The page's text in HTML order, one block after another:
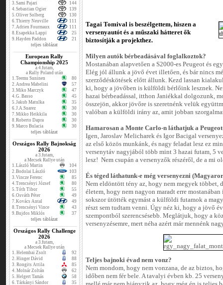
3.Sami Pajari
144
4.Sebastian Ogier
139
5.Oliver Solberg
130
6.Thierry Neuville
111
7.Adrien Fourmaux
111
8.Esapekka Lappi
25
9.Hayden Paddon 21
teljes táblázat
European Rally
Championship 2025
a 4.futam,
a Rally Poland után
1.Teemu Suninen
80
2.Andrea Mabelini
57
3.Miko Marczyk
47
4.G. Basso
45
5.Jakub Matulka
35
6.J.A.Suarez
30
7.Mikko Heikkila
30
8.Roberto Dapra
30
9.Marco Bulacia 30
teljes táblázat
Országos Rally Bajnokság
2026
a 3.futam,
a Mecsek Rallye után
1.László Martin
104
2.Bodolai László
103
3.Vincze Ferenc
85
4.Trencsényi József
80
5.Tóth Tibor
55
6.Osváth Péter
49
7.Kovács Antal
49
8.Trencsényi Vince
43
9.Bujdos Miklós 37
teljes táblázat
Országos Rally Challenge
2026
a 3.futam,
a Mecsek Rallye után
1. Helembai Zsolt
92
2. Hinger Dávid
88
3. Rongits Attila
85
4. Molnár Zoltán
62
5. Helgert Tamás
58
6. Tárkányi Sándor 35
Tagai Tomival is beszélgettem, hiszen a
versenyautót és a műszaki hátteret ők
biztosítják a projekthez.
Milyen autók bérbeadásával foglalkoztok?
Mostanában alapvetően a S2000-es Peugeot és
Elég jól állunk a jövő évet illetően, és bár nincs
szerződéskötések előtt állunk. Kezd lassan
ki, hogy a jövőben is külföldi bérlőink lesznek.
hazai bérbeadással, itthon Janiékkal dolgozunk,
összejön, akkor jövőre is szeretnénk velük
valóban a külföldi irány az, amit jobban
Hamarosan a Monte Carlo-n láthatjuk a
Igen, Jaroslav Melicharek és Igor Bacigal
az első közös munkánk, és nagy feladat lesz ez
versenytáv nagyjából több mint 3 hazai futam, 5
lesz! Nem csupán a versenyzők részéről, de a mi
És téged láthatunk-e még versenyezni
Nem eldöntött tény az, hogy nem megyek többet,
életem, hogy nem nagyon maradt erre
sokszor ütötték egymást a külföldi futamok a
részt sem tudtam venni. Úgy néz ki, hogy a jövő
szempontból szerencsésebb. Meglátjuk, hogy a
versenyzésemre, mert néha azért már mennénk
Teljes bajnoki évad nem vonz?
Nem mondom, hogy nem vonzana, de az biztos,
időben nem fér bele. A tavalyi évben kb. 25